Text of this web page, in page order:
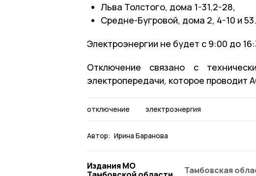
Льва Толстого, дома 1-31,2-28,
Средне-Бугровой, дома 2, 4-10 и 53.
Электроэнергии не будет с 9:00 до
Отключение связано с
электропередачи, которое проводит
отключение электроэнергия
Автор: Ирина Баранова
Издания МО
Тамбовская